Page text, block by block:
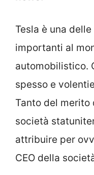
Tesla è una
importanti al
automobilistico.
spesso e
Tanto del merito
società
attribuire per
CEO della